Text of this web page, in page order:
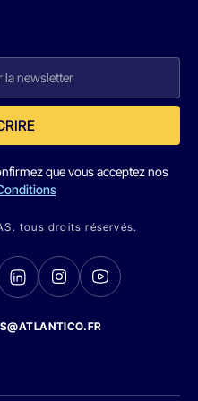
que vous acceptez nos
tous droits réservés.